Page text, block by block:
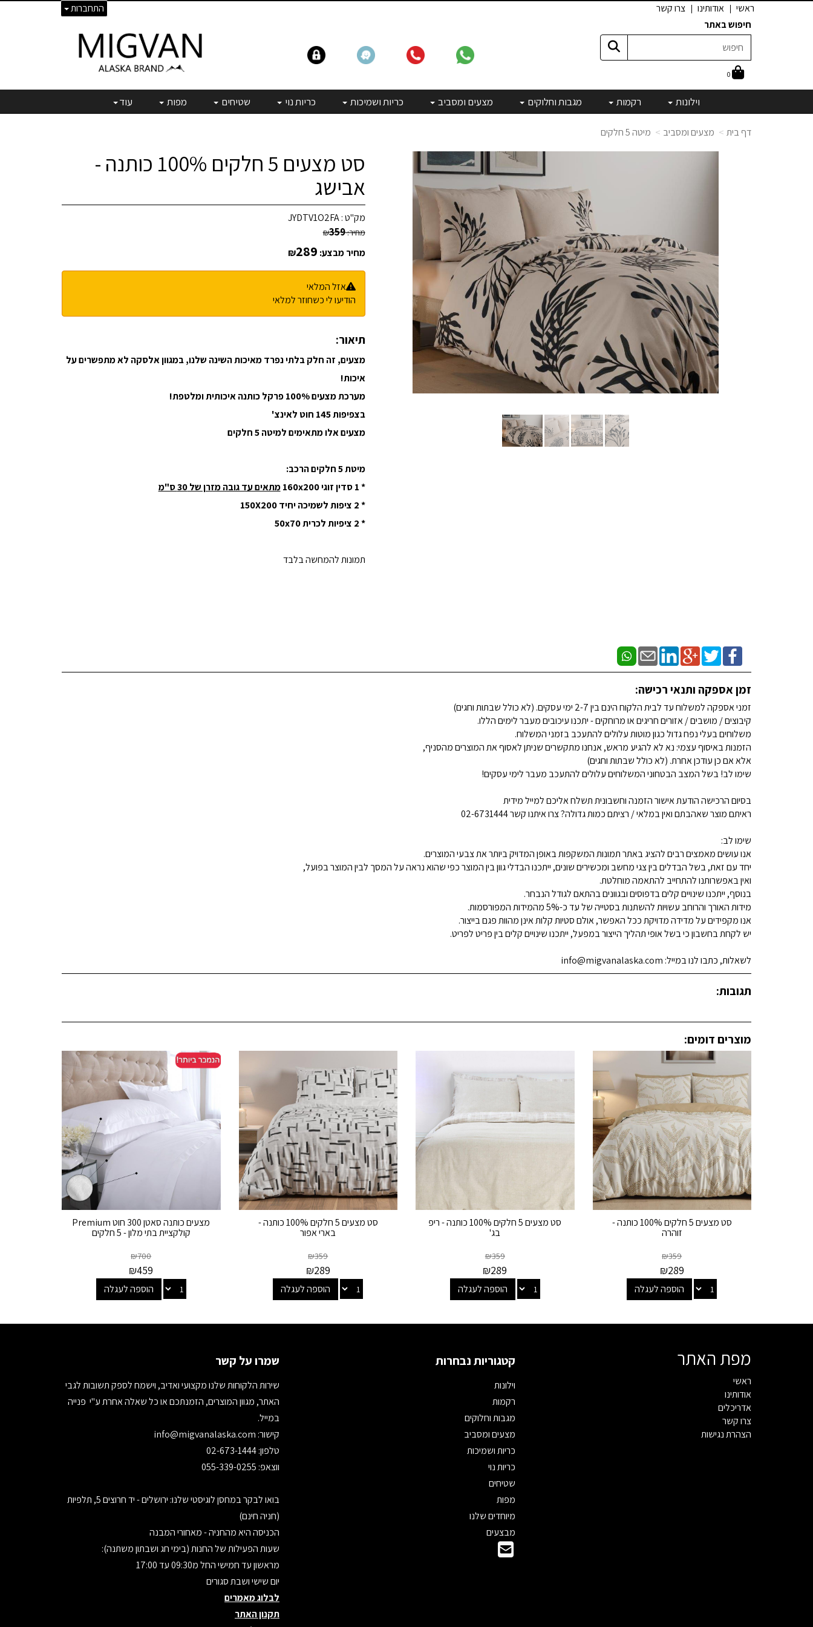
התחברות ראשי אודותינו
צרו קשר
חיפוש באתר
0
וילונות רקמות מגבות וחלוקים מצעים ומסביב כריות ושמיכות כריות נוי שטיחים מפות עוד
דף בית מצעים ומסביב מיטה 5 חלקים
סט מצעים 5 חלקים 100% כותנה -
אבישג
מק"ט :JYDTV1O2FA
מחיר: ₪359
מחיר מבצע: ₪289
אזל המלאי
הודיעו לי כשחוזר למלאי
תיאור:
מצעים, זה חלק בלתי נפרד מאיכות השינה שלנו, במגוון אלסקה לא מתפשרים על
איכות!
מערכת מצעים 100% פרקל כותנה איכותית ומלטפת!
בצפיפות 145 חוט לאינצ'
מצעים אלו מתאימים למיטה 5 חלקים
מיטת 5 חלקים הרכב:
* 1 סדין זוגי 160x200
מתאים עד גובה מזרן של 30 ס"מ
* 2 ציפות לשמיכה יחיד 150X200
* 2 ציפיות לכרית 50x70
תמונות להמחשה בלבד
זמן אספקה ותנאי רכישה:
זמני אספקה למשלוח עד לבית הלקוח הינם בין 2-7 ימי עסקים. (לא כולל שבתות וחגים)
קיבוצים / מושבים / אזורים חריגים או מרוחקים - יתכנו עיכובים מעבר לימים הללו.
משלוחים בעלי נפח גדול כגון מוטות עלולים להתעכב בזמני המשלוח.
הזמנות באיסוף עצמי: נא לא להגיע מראש, אנחנו מתקשרים שניתן לאסוף את המוצרים מהסניף,
אלא אם כן עודכן אחרת. (לא כולל שבתות וחגים)
שימו לב! בשל המצב הבטחוני המשלוחים עלולים להתעכב מעבר לימי עסקים!
בסיום הרכישה הודעת אישור הזמנה וחשבונית תשלח אליכם למייל מידית
ראיתם מוצר שאהבתם ואין במלאי / רציתם כמות גדולה? צרו איתנו קשר 02-6731444
שימו לב:
אנו עושים מאמצים רבים להציג באתר תמונות המשקפות באופן המדויק ביותר את צבעי המוצרים.
יחד עם זאת, בשל הבדלים בין צגי מחשב ומכשירים שונים, ייתכנו הבדלי גוון בין המוצר כפי שהוא נראה על המסך לבין המוצר בפועל,
ואין באפשרותנו להתחייב להתאמה מוחלטת.
בנוסף, ייתכנו שינויים קלים בדפוסים ובגוונים בהתאם לגודל הנבחר.
מידות האורך והרוחב עשויות להשתנות בסטייה של עד כ-5% מהמידות המפורסמות.
אנו מקפידים על מדידה מדויקת ככל האפשר, אולם סטיות קלות אינן מהוות פגם בייצור.
יש לקחת בחשבון כי בשל אופי תהליך הייצור במפעל, ייתכנו שינויים קלים בין פריט לפריט.
לשאלות, כתבו לנו במייל: info@migvanalaska.com
תגובות:
מוצרים דומים:
סט מצעים 5 חלקים 100% כותנה -
זוהרה
₪359
₪289
הוספה לעגלה
סט מצעים 5 חלקים 100% כותנה - ריפ
בג'
₪359
₪289
הוספה לעגלה
סט מצעים 5 חלקים 100% כותנה -
בארי אפור
₪359
₪289
הוספה לעגלה
מצעים כותנה סאטן 300 חוט Premium
קולקציית בתי מלון - 5 חלקים
₪700
₪459
הוספה לעגלה
מפת האתר
ראשי
אודותינו
אדריכלים
צרו קשר
הצהרת נגישות
קטגוריות נבחרות
וילונות
רקמות
מגבות וחלוקים
מצעים ומסביב
כריות ושמיכות
כריות נוי
שטיחים
מפות
מיוחדים שלנו
מבצעים
שמרו על קשר
שירות הלקוחות שלנו מקצועי ואדיב, וישמח לספק תשובות לגבי
האתר, מגוון המוצרים, הזמנתכם או כל שאלה אחרת ע"י פנייה
במייל.
קישור:
טלפון: 02-673-1444
ווצאפ: 055-339-0255
בואו לבקר במחסן לוגיסטי שלנו: ירושלים - יד חרוצים 5, תלפיות
(חניה חינם)
הכניסה היא מהחניה - מאחורי המבנה
שעות הפעילות של החנות (בימי חג ושבתון משתנה):
מראשון עד חמישי החל מ09:30 עד 17:00
יום שישי ושבת סגורים
לבלוג מאמרים
תקנון האתר